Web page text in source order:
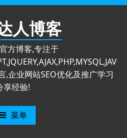
人博客
方博客,专注于
,企业网站SEO优化及推广学习
享经验!
菜单